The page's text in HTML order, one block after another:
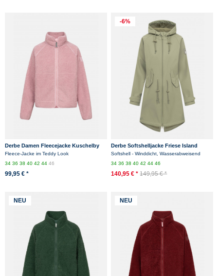
Derbe Damen Fleecejacke Kuschelby
Rosa Teddy
Fleece-Jacke im Teddy Look
34363840424446
99,95 € *
-6%
Derbe Softshelljacke Friese Island
Damen Hellgrün Übergangsjacke Oliv
Softshell - Winddicht, Wasserabweisend
34363840424446
140,95 € * 149,95 € *
NEU NEU